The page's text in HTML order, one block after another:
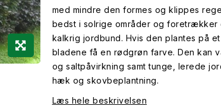
med mindre den formes og klippes
bedst i solrige områder og
kalkrig jordbund. Hvis den plantes på
bladene få en rødgrøn farve. Den
og saltpåvirkning samt tunge, lerede
hæk og skovbeplantning.
Læs hele beskrivelsen